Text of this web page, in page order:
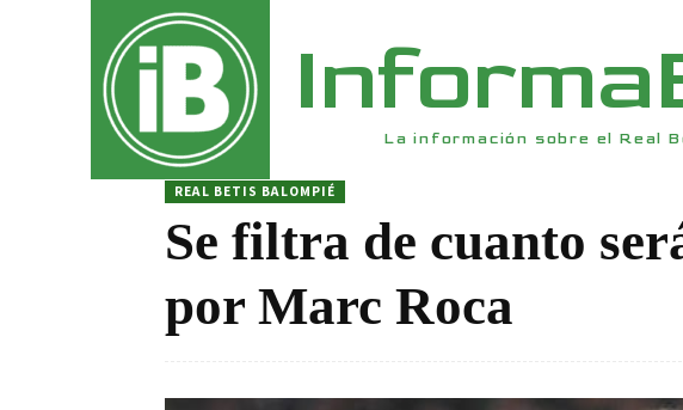
La información sobre el Real
REAL BETIS BALOMPIÉ
Se filtra de cuanto
por Marc Roca